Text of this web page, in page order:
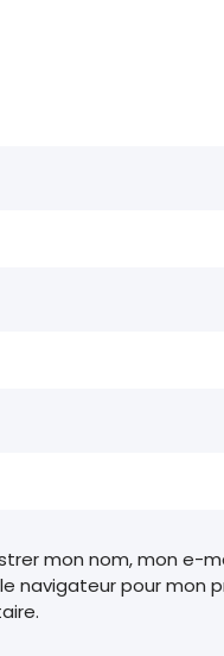
mon nom, mon e-
navigateur pour mon